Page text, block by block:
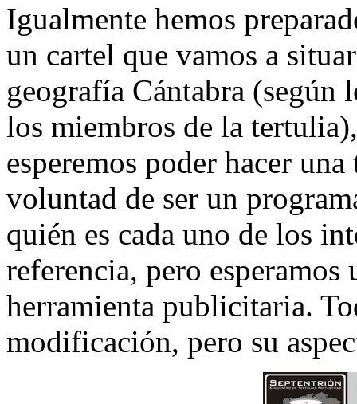
Igualmente hemos
un cartel que vamos a
geografía Cántabra (según
los miembros de la
esperemos poder hacer
voluntad de ser un
quién es cada uno de los
referencia, pero
herramienta publicitaria.
modificación, pero su